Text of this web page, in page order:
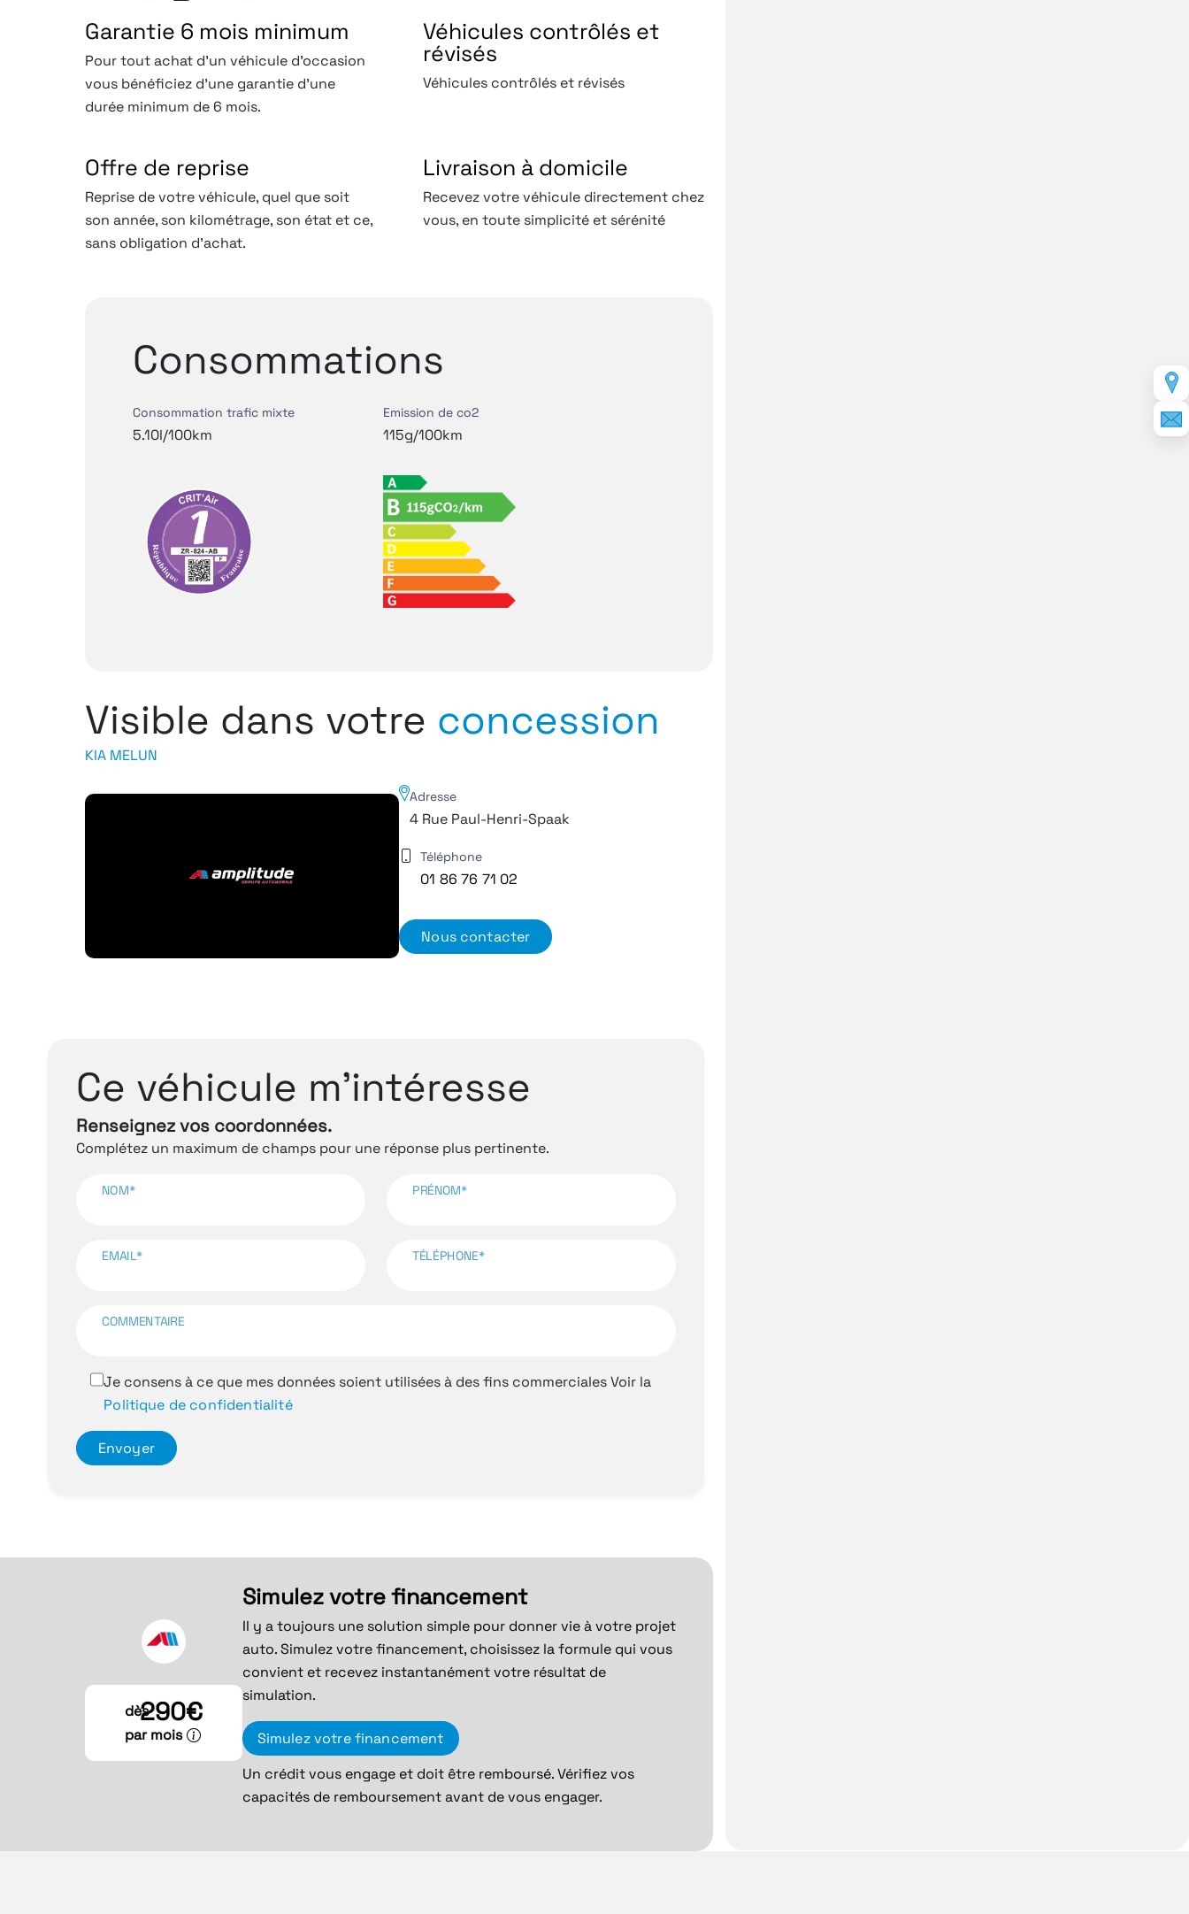
Garantie 6 mois minimum
Pour tout achat d'un véhicule d'occasion
vous bénéficiez d'une garantie d'une
durée minimum de 6 mois.
Véhicules contrôlés et
révisés
Véhicules contrôlés et révisés
Offre de reprise
Reprise de votre véhicule, quel que soit
son année, son kilométrage, son état et ce,
sans obligation d’achat.
Livraison à domicile
Recevez votre véhicule directement chez
vous, en toute simplicité et sérénité
Consommations
Consommation trafic mixte
5.10l/100km
Emission de co2
115g/100km
Visible dans votre concession
KIA MELUN
Adresse
4 Rue Paul-Henri-Spaak
Téléphone
01 86 76 71 02
Nous contacter
Ce véhicule m’intéresse
Renseignez vos coordonnées.
Complétez un maximum de champs pour une réponse plus pertinente.
NOM* PRÉNOM*
EMAIL* TÉLÉPHONE*
COMMENTAIRE
Je consens à ce que mes données soient utilisées à des fins commercialesVoir la
Politique de confidentialité
Envoyer
dès290€
par mois
Simulez votre financement
Il y a toujours une solution simple pour donner vie à votre projet
auto. Simulez votre financement, choisissez la formule qui vous
convient et recevez instantanément votre résultat de
simulation.
Simulez votre financement
Un crédit vous engage et doit être remboursé. Vérifiez vos
capacités de remboursement avant de vous engager.